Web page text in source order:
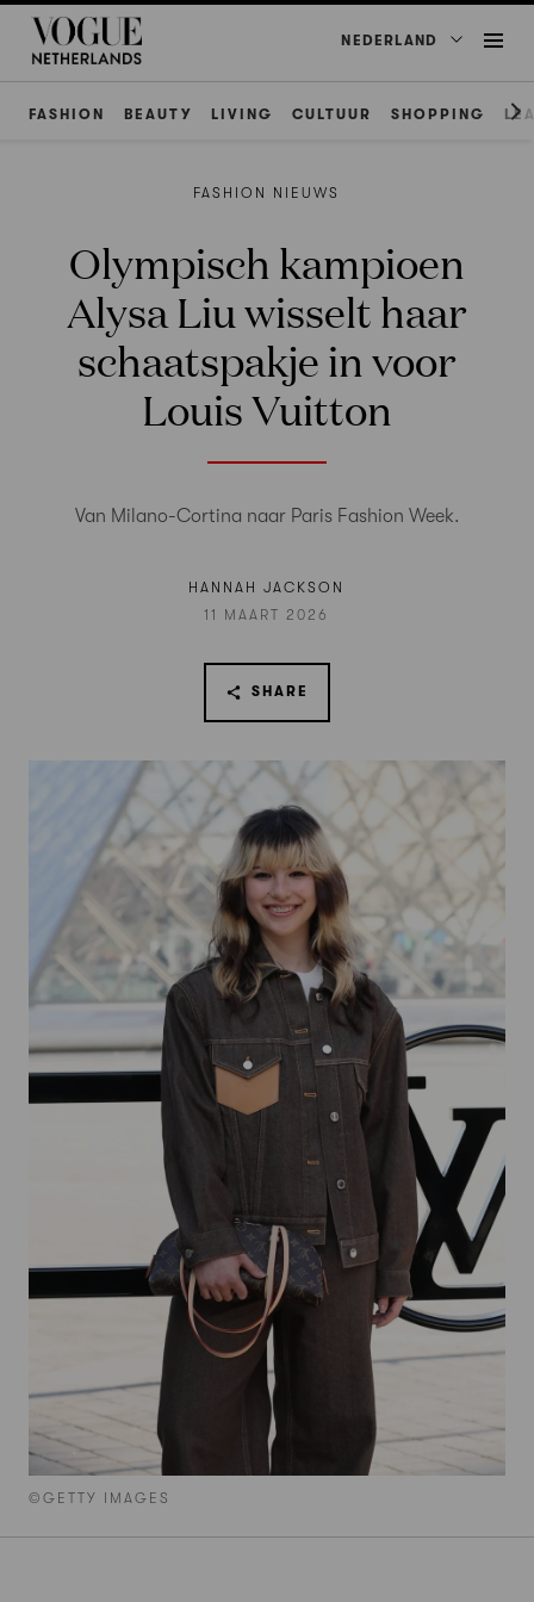
NEDERLAND
FASHION BEAUTY LIVING CULTUUR SHOPPING
©GETTY IMAGES
FASHION NIEUWS
Olympisch kampioen
Alysa Liu wisselt haar
schaatspakje in voor
Louis Vuitton
Van Milano-Cortina naar Paris Fashion Week.
HANNAH JACKSON
11 MAART 2026
SHARE